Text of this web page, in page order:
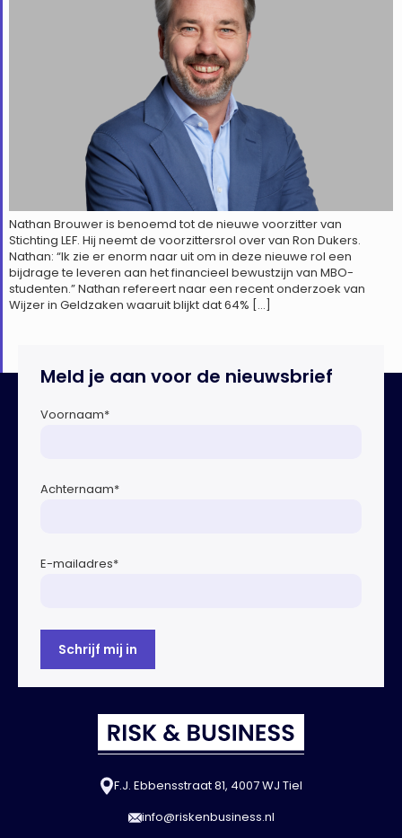
Nathan Brouwer is benoemd tot de nieuwe voorzitter van
Stichting LEF. Hij neemt de voorzittersrol over van Ron Dukers.
Nathan: “Ik zie er enorm naar uit om in deze nieuwe rol een
bijdrage te leveren aan het financieel bewustzijn van MBO-
studenten.” Nathan refereert naar een recent onderzoek van
Wijzer in Geldzaken waaruit blijkt dat 64% […]
Meld je aan voor de nieuwsbrief
Voornaam*
Achternaam*
E-mailadres*
F.J. Ebbensstraat 81, 4007 WJ Tiel
info@riskenbusiness.nl